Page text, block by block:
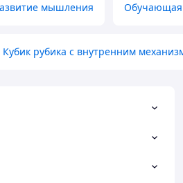
мышления Обучающая
Кубик рубика с внутренним